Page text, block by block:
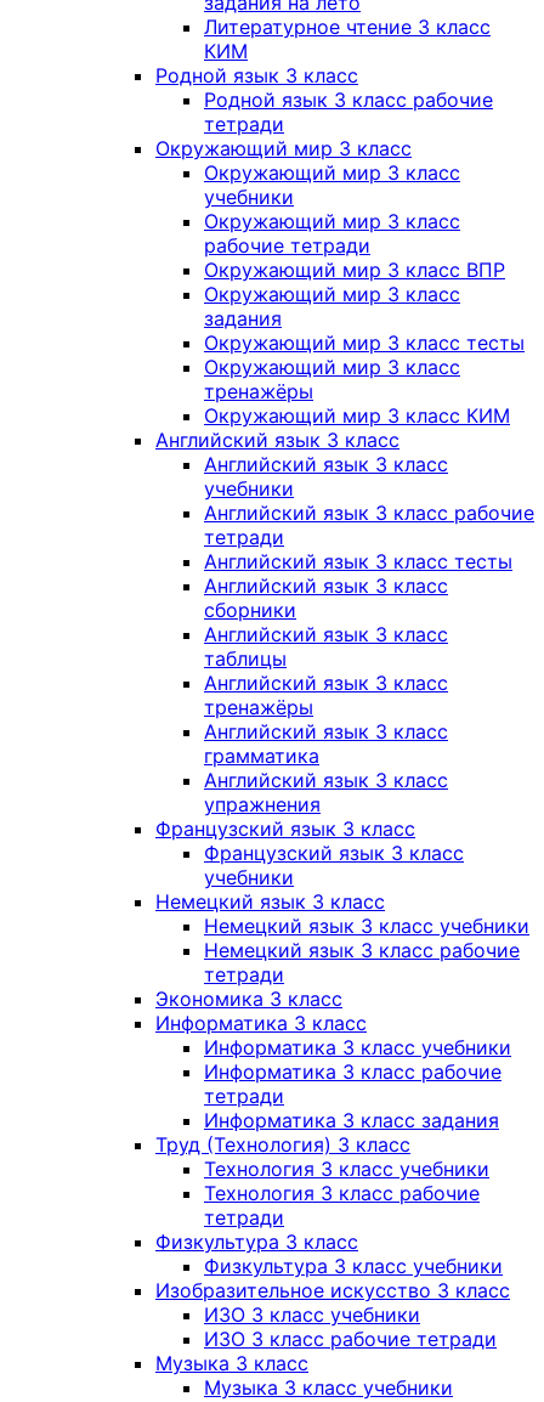
Литературное чтение 3 класс
КИМ
Родной язык 3 класс
Родной язык 3 класс рабочие
тетради
Окружающий мир 3 класс
Окружающий мир 3 класс
учебники
Окружающий мир 3 класс
рабочие тетради
Окружающий мир 3 класс ВПР
Окружающий мир 3 класс
задания
Окружающий мир 3 класс тесты
Окружающий мир 3 класс
тренажёры
Окружающий мир 3 класс КИМ
Английский язык 3 класс
Английский язык 3 класс
учебники
Английский язык 3 класс рабочие
тетради
Английский язык 3 класс тесты
Английский язык 3 класс
сборники
Английский язык 3 класс
таблицы
Английский язык 3 класс
тренажёры
Английский язык 3 класс
грамматика
Английский язык 3 класс
упражнения
Французский язык 3 класс
Французский язык 3 класс
учебники
Немецкий язык 3 класс
Немецкий язык 3 класс учебники
Немецкий язык 3 класс рабочие
тетради
Экономика 3 класс
Информатика 3 класс
Информатика 3 класс учебники
Информатика 3 класс рабочие
тетради
Информатика 3 класс задания
Труд (Технология) 3 класс
Технология 3 класс учебники
Технология 3 класс рабочие
тетради
Физкультура 3 класс
Физкультура 3 класс учебники
Изобразительное искусство 3 класс
ИЗО 3 класс учебники
ИЗО 3 класс рабочие тетради
Музыка 3 класс
Музыка 3 класс учебники